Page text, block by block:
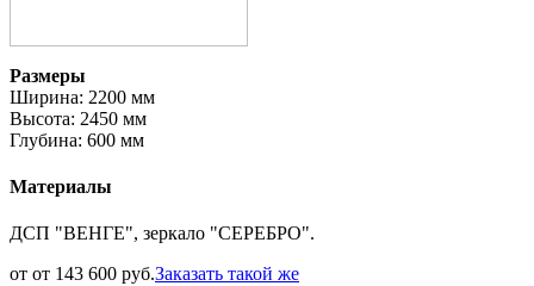
Размеры
Ширина: 2200 мм
Высота: 2450 мм
Глубина: 600 мм
Материалы
ДСП "ВЕНГЕ", зеркало "СЕРЕБРО".
от от 143 600 руб.Заказать такой же